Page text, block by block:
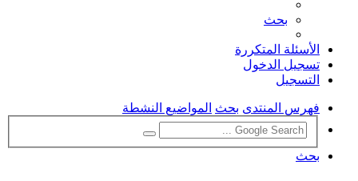
بحث
الأسئلة المتكررة
تسجيل الدخول
التسجيل
فهرس المنتدى بحث المواضيع النشطة
بحث